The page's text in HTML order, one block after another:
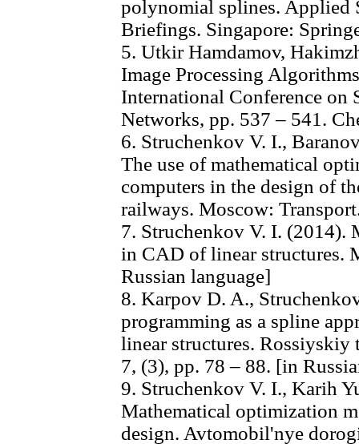
polynomial splines. Applied
Briefings. Singapore:
5. Utkir Hamdamov,
Image Processing
International Conference on
Networks, pp. 537 – 541.
6. Struchenkov V. I.,
The use of mathematical
computers in the design of
railways. Moscow:
7. Struchenkov V. I. (2014).
in CAD of linear structures.
Russian language]
8. Karpov D. A.,
programming as a spline
linear structures.
7, (3), pp. 78 – 88. [in
9. Struchenkov V. I., Karih
Mathematical optimization
design. Avtomobil'nye